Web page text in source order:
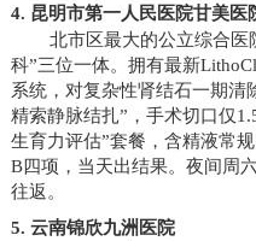
4. 昆明市第一人民医院甘美医
北市区最大的公立综合
科”三位一体。拥有最新
系统，对复杂性肾结石一期清
精索静脉结扎”，手术切口仅
生育力评估”套餐，含精液常
B四项，当天出结果。夜间周
往返。
5. 云南锦欣九洲医院